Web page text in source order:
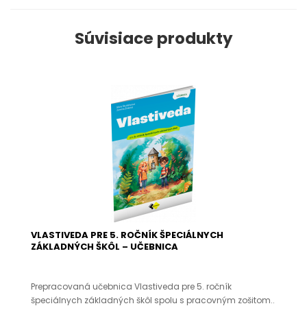
Súvisiace produkty
VLASTIVEDA PRE 5. ROČNÍK ŠPECIÁLNYCH
ZÁKLADNÝCH ŠKÔL – UČEBNICA
Prepracovaná učebnica Vlastiveda pre 5. ročník
špeciálnych základných škôl spolu s pracovným zošitom..